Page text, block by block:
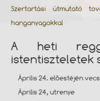
Szertartási útmutató
hanganyagokkal
A heti
istentiszteletek
Április 24. előestéjén
Április 24, utrenye